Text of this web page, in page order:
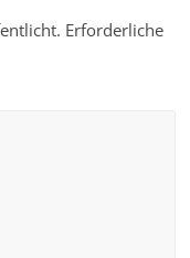
Erforderliche